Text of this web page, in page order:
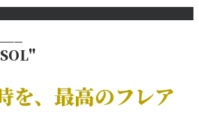
、 最高のフレア